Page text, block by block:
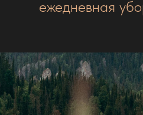
ежедневная